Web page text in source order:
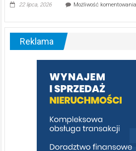
22 lipca, 2026 Możliwość komentowania
Reklama